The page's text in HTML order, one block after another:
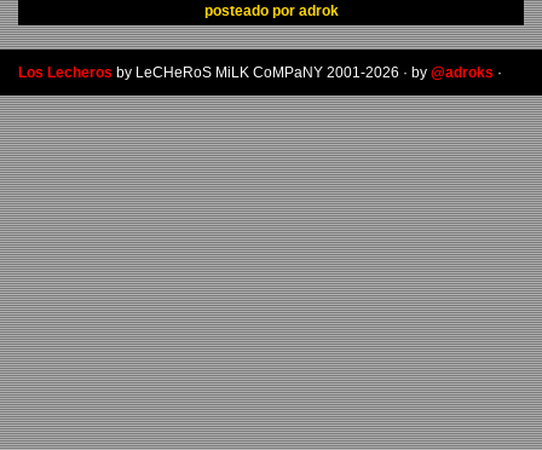
posteado por adrok
Los Lecheros by LeCHeRoS MiLK CoMPaNY 2001-2026 · by @adroks ·